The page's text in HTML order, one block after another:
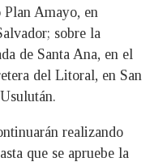
Amayo, en
sobre la
de Santa Ana, en el
del Litoral, en San
realizando
que se apruebe la